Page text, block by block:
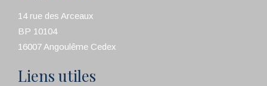
14 rue des Arceaux
BP 10104
16007 Angoulême Cedex
Liens utiles